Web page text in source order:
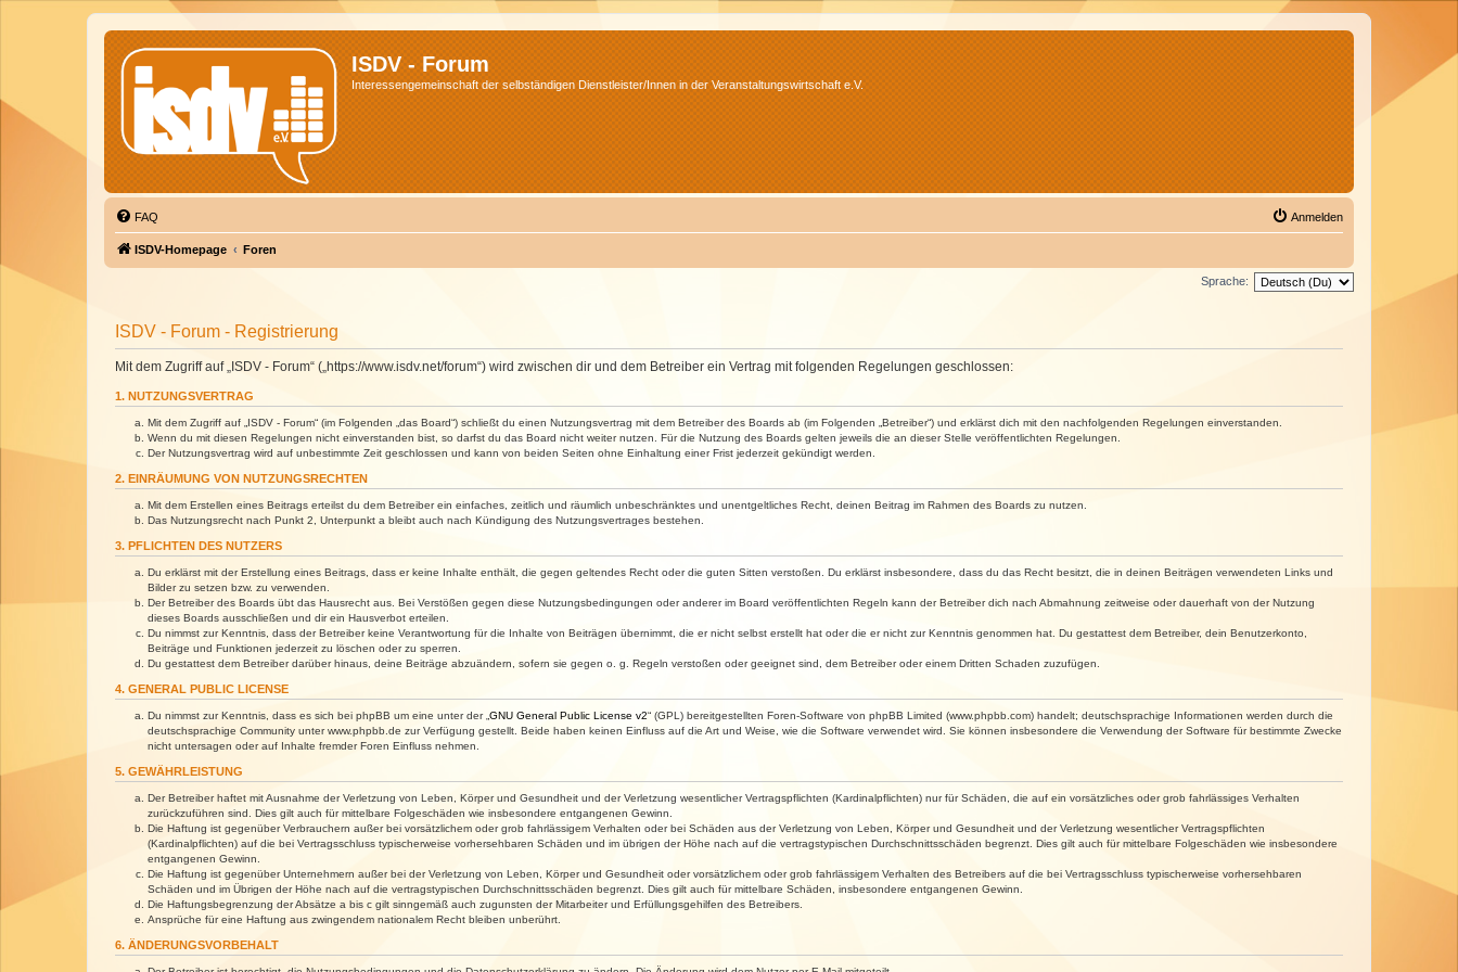
ISDV - Forum
Interessengemeinschaft der selbständigen Dienstleister/Innen in der Veranstaltungswirtschaft e.V.
FAQ Anmelden
ISDV-Homepage Foren
Sprache:
ISDV - Forum - Registrierung
Mit dem Zugriff auf „ISDV - Forum“ („https://www.isdv.net/forum“) wird zwischen dir und dem Betreiber ein Vertrag mit folgenden Regelungen geschlossen:
1. NUTZUNGSVERTRAG
Mit dem Zugriff auf „ISDV - Forum“ (im Folgenden „das Board“) schließt du einen Nutzungsvertrag mit dem Betreiber des Boards ab (im Folgenden „Betreiber“) und erklärst dich mit den nachfolgenden Regelungen einverstanden.
Wenn du mit diesen Regelungen nicht einverstanden bist, so darfst du das Board nicht weiter nutzen. Für die Nutzung des Boards gelten jeweils die an dieser Stelle veröffentlichten Regelungen.
Der Nutzungsvertrag wird auf unbestimmte Zeit geschlossen und kann von beiden Seiten ohne Einhaltung einer Frist jederzeit gekündigt werden.
2. EINRÄUMUNG VON NUTZUNGSRECHTEN
Mit dem Erstellen eines Beitrags erteilst du dem Betreiber ein einfaches, zeitlich und räumlich unbeschränktes und unentgeltliches Recht, deinen Beitrag im Rahmen des Boards zu nutzen.
Das Nutzungsrecht nach Punkt 2, Unterpunkt a bleibt auch nach Kündigung des Nutzungsvertrages bestehen.
3. PFLICHTEN DES NUTZERS
Du erklärst mit der Erstellung eines Beitrags, dass er keine Inhalte enthält, die gegen geltendes Recht oder die guten Sitten verstoßen. Du erklärst insbesondere, dass du das Recht besitzt, die in deinen Beiträgen verwendeten Links und
Bilder zu setzen bzw. zu verwenden.
Der Betreiber des Boards übt das Hausrecht aus. Bei Verstößen gegen diese Nutzungsbedingungen oder anderer im Board veröffentlichten Regeln kann der Betreiber dich nach Abmahnung zeitweise oder dauerhaft von der Nutzung
dieses Boards ausschließen und dir ein Hausverbot erteilen.
Du nimmst zur Kenntnis, dass der Betreiber keine Verantwortung für die Inhalte von Beiträgen übernimmt, die er nicht selbst erstellt hat oder die er nicht zur Kenntnis genommen hat. Du gestattest dem Betreiber, dein Benutzerkonto,
Beiträge und Funktionen jederzeit zu löschen oder zu sperren.
Du gestattest dem Betreiber darüber hinaus, deine Beiträge abzuändern, sofern sie gegen o. g. Regeln verstoßen oder geeignet sind, dem Betreiber oder einem Dritten Schaden zuzufügen.
4. GENERAL PUBLIC LICENSE
Du nimmst zur Kenntnis, dass es sich bei phpBB um eine unter der „ GNU General Public License v2“ (GPL) bereitgestellten Foren-Software von phpBB Limited (www.phpbb.com) handelt; deutschsprachige Informationen werden durch die
deutschsprachige Community unter www.phpbb.de zur Verfügung gestellt. Beide haben keinen Einfluss auf die Art und Weise, wie die Software verwendet wird. Sie können insbesondere die Verwendung der Software für bestimmte Zwecke
nicht untersagen oder auf Inhalte fremder Foren Einfluss nehmen.
5. GEWÄHRLEISTUNG
Der Betreiber haftet mit Ausnahme der Verletzung von Leben, Körper und Gesundheit und der Verletzung wesentlicher Vertragspflichten (Kardinalpflichten) nur für Schäden, die auf ein vorsätzliches oder grob fahrlässiges Verhalten
zurückzuführen sind. Dies gilt auch für mittelbare Folgeschäden wie insbesondere entgangenen Gewinn.
Die Haftung ist gegenüber Verbrauchern außer bei vorsätzlichem oder grob fahrlässigem Verhalten oder bei Schäden aus der Verletzung von Leben, Körper und Gesundheit und der Verletzung wesentlicher Vertragspflichten
(Kardinalpflichten) auf die bei Vertragsschluss typischerweise vorhersehbaren Schäden und im übrigen der Höhe nach auf die vertragstypischen Durchschnittsschäden begrenzt. Dies gilt auch für mittelbare Folgeschäden wie insbesondere
entgangenen Gewinn.
Die Haftung ist gegenüber Unternehmern außer bei der Verletzung von Leben, Körper und Gesundheit oder vorsätzlichem oder grob fahrlässigem Verhalten des Betreibers auf die bei Vertragsschluss typischerweise vorhersehbaren
Schäden und im Übrigen der Höhe nach auf die vertragstypischen Durchschnittsschäden begrenzt. Dies gilt auch für mittelbare Schäden, insbesondere entgangenen Gewinn.
Die Haftungsbegrenzung der Absätze a bis c gilt sinngemäß auch zugunsten der Mitarbeiter und Erfüllungsgehilfen des Betreibers.
Ansprüche für eine Haftung aus zwingendem nationalem Recht bleiben unberührt.
6. ÄNDERUNGSVORBEHALT